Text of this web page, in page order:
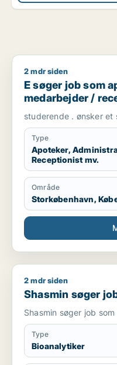
E søger job som
2 mdr siden
E søger job som
medarbejder /
bioanalytiker
studerende . ønsker et
Type
Apoteker,
Receptionist mv.
Område
Storkøbenhavn,
Shasmin søger job som
2 mdr siden
Shasmin søger
Shasmin søger job
Type
Bioanalytiker